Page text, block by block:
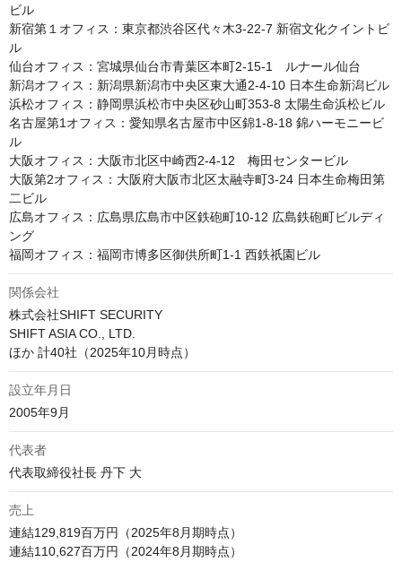
ビル
新宿第１オフィス：東京都渋谷区代々木3-22-7 新宿文化クイントビ
ル
仙台オフィス：宮城県仙台市青葉区本町2-15-1　ルナール仙台
新潟オフィス：新潟県新潟市中央区東大通2-4-10 日本生命新潟ビル
浜松オフィス：静岡県浜松市中央区砂山町353-8 太陽生命浜松ビル
名古屋第1オフィス：愛知県名古屋市中区錦1-8-18 錦ハーモニービ
ル
大阪オフィス：大阪市北区中崎西2-4-12　梅田センタービル
大阪第2オフィス：大阪府大阪市北区太融寺町3-24 日本生命梅田第
二ビル
広島オフィス：広島県広島市中区鉄砲町10-12 広島鉄砲町ビルディ
ング
福岡オフィス：福岡市博多区御供所町1-1 西鉄祇園ビル
関係会社
株式会社SHIFT SECURITY
SHIFT ASIA CO., LTD.
ほか 計40社（2025年10月時点）
設立年月日
2005年9月
代表者
代表取締役社長 丹下 大
売上
連結129,819百万円（2025年8月期時点）
連結110,627百万円（2024年8月期時点）